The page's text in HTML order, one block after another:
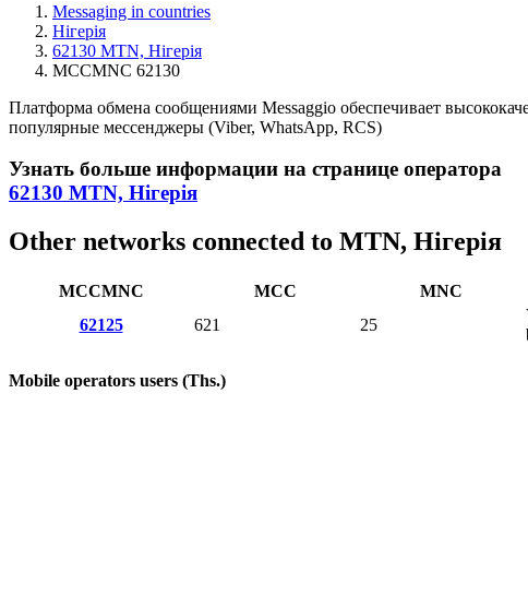
Messaging in countries
Нігерія
62130 MTN, Нігерія
MCCMNC 62130
Платформа обмена сообщениями Messaggio обеспечивает
популярные мессенджеры (Viber, WhatsApp, RCS)
Узнать больше информации на странице оператора
62130 MTN, Нігерія
Other networks connected to MTN, Нігерія
MCCMNC MCC MNC
62125
621 25
Mobile operators users (Ths.)